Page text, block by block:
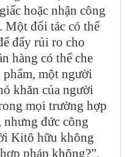
hoặc nhận công
Một đối tác có thể
đẩy rủi ro cho
hàng có thể che
phẩm, một người
khăn của người
mọi trường hợp
đức công
Kitô hữu không
pháp không?”,